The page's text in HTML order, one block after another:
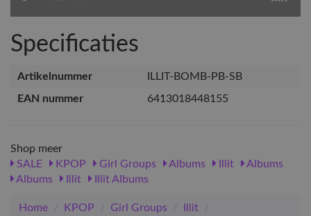
Specificaties
Artikelnummer
ILLIT-BOMB-PB-SB
EAN nummer
6413018448155
Shop meer
SALE
KPOP Girl Groups Albums Illit
Albums
Albums
Illit Illit Albums
Home / KPOP / Girl Groups / Illit
/